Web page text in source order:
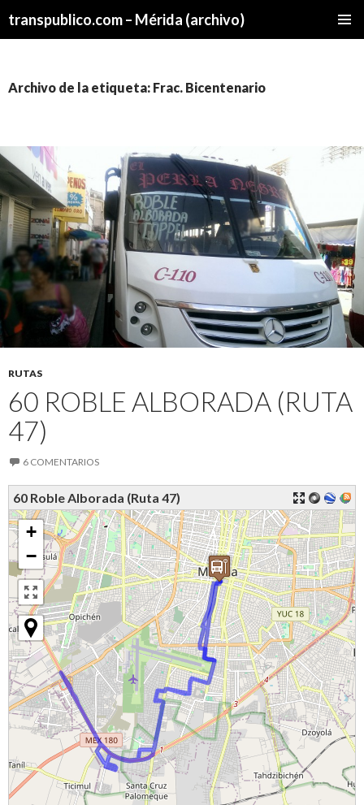
transpublico.com – Mérida (archivo)
Archivo de la etiqueta: Frac. Bicentenario
RUTAS
60 ROBLE ALBORADA (RUTA
47)
6 COMENTARIOS
60 Roble Alborada (Ruta 47)
+
−